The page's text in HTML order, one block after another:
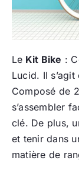
Le Kit Bike :
Lucid. Il
Composé de
s’assembler
clé. De plus,
et tenir dans
matière de